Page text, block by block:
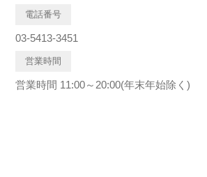
電話番号
03-5413-3451
営業時間
営業時間 11:00～20:00(年末年始除く)